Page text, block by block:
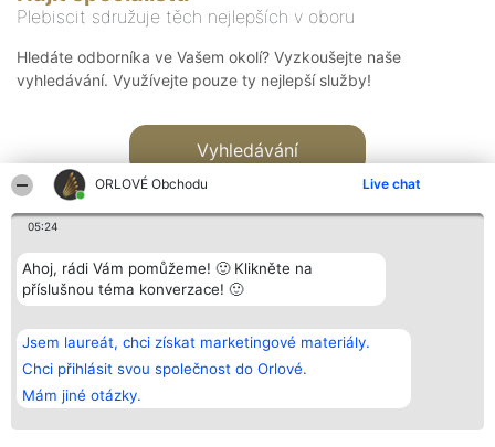
ORLOVÉ Obchodu Live chat
05:24
Ahoj, rádi Vám pomůžeme! 🙂 Klikněte na
příslušnou téma konverzace! 🙂
Jsem laureát, chci získat marketingové materiály.
Chci přihlásit svou společnost do Orlové.
Mám jiné otázky.
Plebiscit sdružuje těch nejlepších v oboru
Hledáte odborníka ve Vašem okolí? Vyzkoušejte naše
vyhledávání. Využívejte pouze ty nejlepší služby!
Vyhledávání
Bright Side Solutions sp. z o.
o. sp. k.
ul. Ruska 22
Wrocław 50-079
KRS 0000749100 | Regon
381313360 | NIP 8943132676
Vítězové
Seznam všech
laureátů
Zásady
Zásady
Kontakt